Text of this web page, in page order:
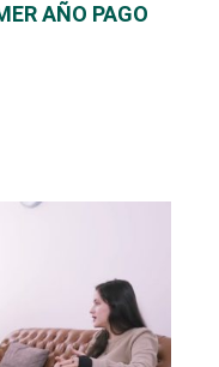
AÑO PAGO